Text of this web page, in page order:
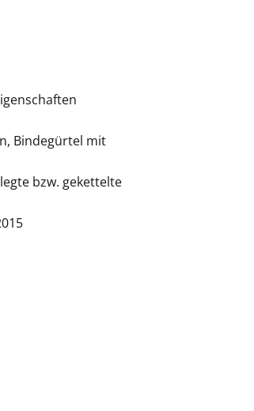
Bindegürtel mit
bzw. gekettelte